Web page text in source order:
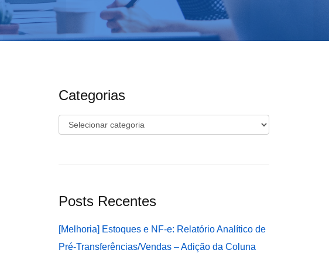
Categorias
Categorias
Posts Recentes
[Melhoria] Estoques e NF-e: Relatório Analítico de
Pré-Transferências/Vendas – Adição da Coluna